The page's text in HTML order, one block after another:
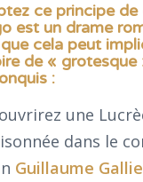
ce principe
est un drame
cela peut
de « grotesque
:
une
dans le
Guillaume